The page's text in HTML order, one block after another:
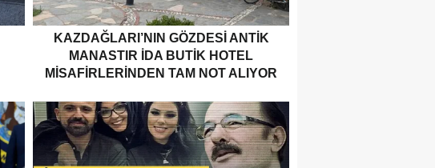
KAZDAĞLARI’NIN GÖZDESI ANTIK
MANASTIR İDA BUTIK HOTEL
MISAFIRLERINDEN TAM NOT ALIYOR